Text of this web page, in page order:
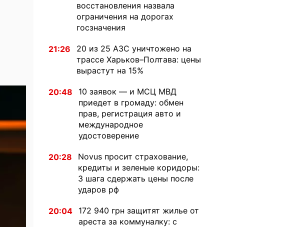
восстановления назвала
ограничения на дорогах
госзначения
21:26
20 из 25 АЗС уничтожено на
трассе Харьков–Полтава: цены
вырастут на 15%
20:48
10 заявок — и МСЦ МВД
приедет в громаду: обмен
прав, регистрация авто и
международное
удостоверение
20:28
Novus просит страхование,
кредиты и зеленые коридоры:
3 шага сдержать цены после
ударов рф
20:04
172 940 грн защитят жилье от
ареста за коммуналку: с